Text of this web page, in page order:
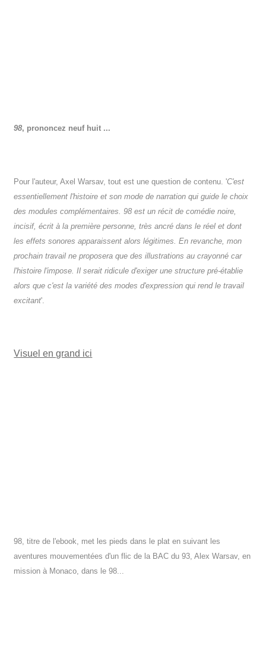
98, prononcez neuf huit ...
Pour l'auteur, Axel Warsav, tout est une question de contenu. 'C'est
essentiellement l'histoire et son mode de narration qui guide le choix
des modules complémentaires. 98 est un récit de comédie noire,
incisif, écrit à la première personne, très ancré dans le réel et dont
les effets sonores apparaissent alors légitimes. En revanche, mon
prochain travail ne proposera que des illustrations au crayonné car
l'histoire l'impose. Il serait ridicule d'exiger une structure pré-établie
alors que c'est la variété des modes d'expression qui rend le travail
excitant'.
Visuel en grand ici
98, titre de l'ebook, met les pieds dans le plat en suivant les
aventures mouvementées d'un flic de la BAC du 93, Alex Warsav, en
mission à Monaco, dans le 98...